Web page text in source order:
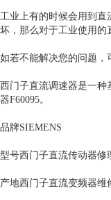
工业上有的时候会用到直
坏，那么对于工业使用的
如若不能解决您的问题，
西门子直流调速器是一种
器F60095。
品牌SIEMENS
型号西门子直流传动器修
产地西门子直流变频器维